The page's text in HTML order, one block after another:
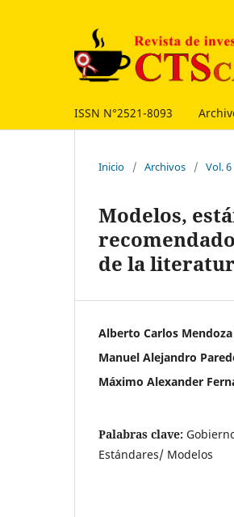
ISSN N°2521-8093
Inicio / Archivos / Vol.
Modelos,
de la
Alberto Carlos
Manuel Alejandro
Máximo Alexander
Palabras clave:
Estándares/ Modelos